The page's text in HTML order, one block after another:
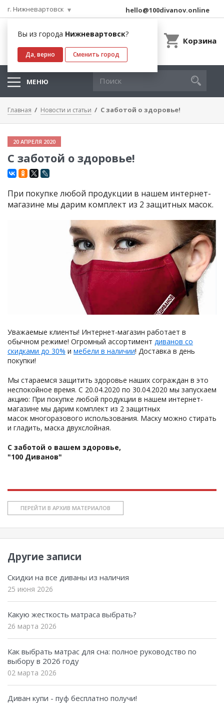
г. Нижневартовск
Вы из города Нижневартовск?
Да, верно Сменить город
hello@100divanov.online
Корзина
МЕНЮ
Главная Новости и статьи С заботой о здоровье!
20 АПРЕЛЯ 2020
С заботой о здоровье!
При покупке любой продукции в нашем интернет-
магазине мы дарим комплект из 2 защитных масок.
Уважаемые клиенты! Интернет-магазин работает в
обычном режиме! Огромный ассортимент диванов со
скидками до 30% и мебели в наличии! Доставка в день
покупки!
Мы стараемся защитить здоровье наших сограждан в это
неспокойное время. С 20.04.2020 по 30.04.2020 мы запускаем
акцию: При покупке любой продукции в нашем интернет-
магазине мы дарим комплект из 2 защитных
масок многоразового использования. Маску можно стирать
и гладить, маска двухслойная.
С заботой о вашем здоровье,
"100 Диванов"
ПЕРЕЙТИ В АРХИВ МАТЕРИАЛОВ
Другие записи
Скидки на все диваны из наличия
25 июня 2026
Какую жесткость матраса выбрать?
26 марта 2026
Как выбрать матрас для сна: полное руководство по
выбору в 2026 году
02 марта 2026
Диван купи - пуф бесплатно получи!